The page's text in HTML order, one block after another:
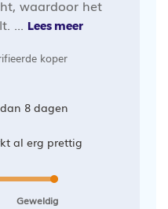
waardoor het
... Lees meer
koper
8 dagen
al erg prettig
Geweldig